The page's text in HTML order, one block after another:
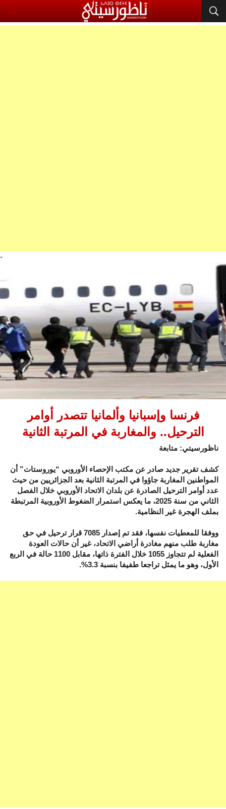
-
فرنسا وإسبانيا وألمانيا تتصدر أوامر
الترحيل.. والمغاربة في المرتبة الثانية
ناظورسيتي: متابعة
كشف تقرير جديد صادر عن مكتب الإحصاء الأوروبي “يوروستات” أن
المواطنين المغاربة جاؤوا في المرتبة الثانية بعد الجزائريين من حيث
عدد أوامر الترحيل الصادرة عن بلدان الاتحاد الأوروبي خلال الفصل
الثاني من سنة 2025، ما يعكس استمرار الضغوط الأوروبية المرتبطة
بملف الهجرة غير النظامية.
ووفقا للمعطيات نفسها، فقد تم إصدار 7085 قرار ترحيل في حق
مغاربة طلب منهم مغادرة أراضي الاتحاد، غير أن حالات العودة
الفعلية لم تتجاوز 1055 خلال الفترة ذاتها، مقابل 1100 حالة في الربع
الأول، وهو ما يمثل تراجعا طفيفا بنسبة 3.3%.